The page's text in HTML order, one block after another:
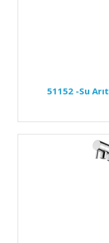
51152 -Su